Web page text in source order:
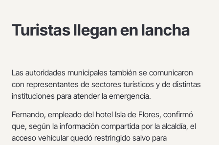
Turistas llegan en lancha
Las autoridades municipales también se comunicaron
con representantes de sectores turísticos y de distintas
instituciones para atender la emergencia.
Fernando, empleado del hotel Isla de Flores, confirmó
que, según la información compartida por la alcaldía, el
acceso vehicular quedó restringido salvo para